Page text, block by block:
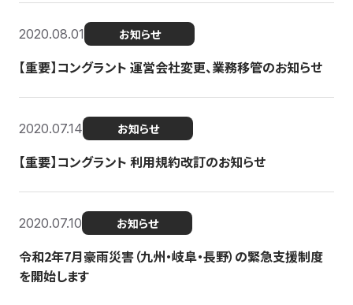
2020.08.01 お知らせ
【重要】コングラント 運営会社変更、業務移管のお知らせ
2020.07.14 お知らせ
【重要】コングラント 利用規約改訂のお知らせ
2020.07.10 お知らせ
令和2年7月豪雨災害（九州・岐阜・長野）の緊急支援制度
を開始します